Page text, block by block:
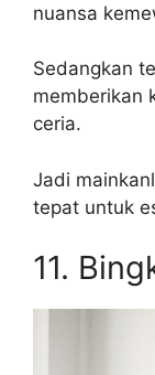
nuansa
Sedangkan
memberikan
ceria.
Jadi
tepat untuk
11.